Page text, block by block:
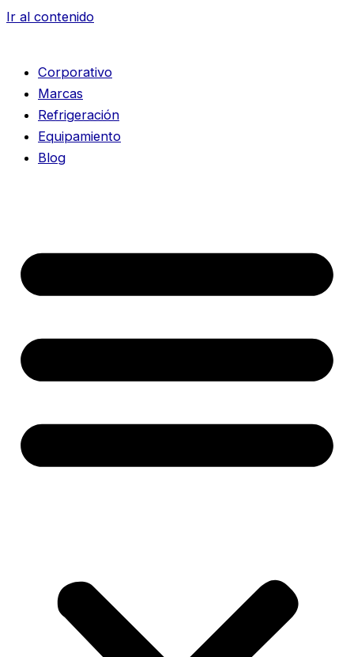
Ir al contenido
Corporativo
Marcas
Refrigeración
Equipamiento
Blog